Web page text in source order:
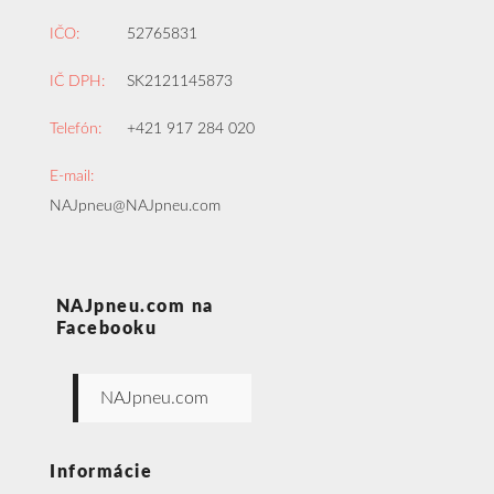
IČO: 52765831
IČ DPH: SK2121145873
Telefón: +421 917 284 020
E-mail:
NAJpneu@NAJpneu.com
NAJpneu.com na
Facebooku
NAJpneu.com
Informácie